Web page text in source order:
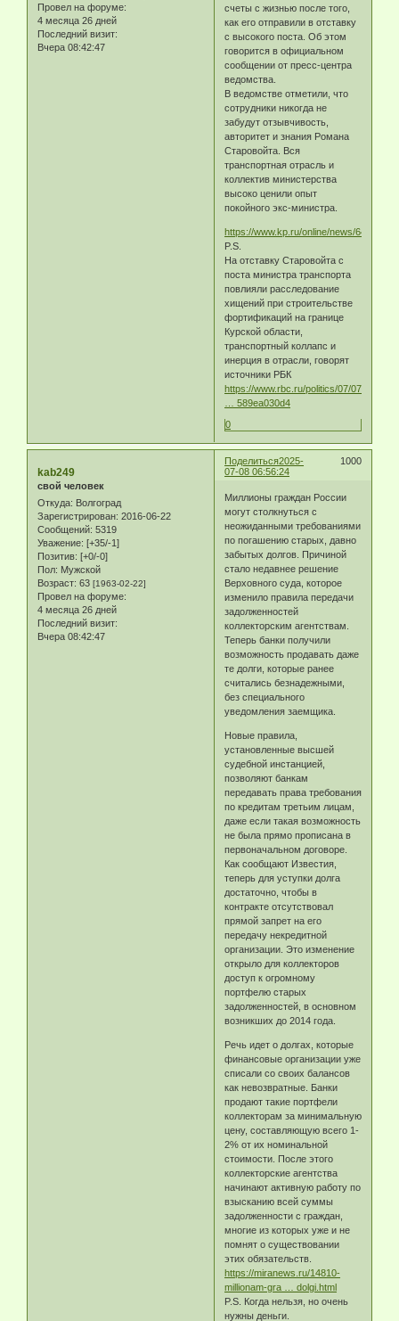
Провел на форуме:
4 месяца 26 дней
Последний визит:
Вчера 08:42:47
счеты с жизнью после того,
как его отправили в отставку
с высокого поста. Об этом
говорится в официальном
сообщении от пресс-центра
ведомства.
В ведомстве отметили, что
сотрудники никогда не
забудут отзывчивость,
авторитет и знания Романа
Старовойта. Вся
транспортная отрасль и
коллектив министерства
высоко ценили опыт
покойного экс-министра.
https://www.kp.ru/online/news/6459830/
P.S.
На отставку Старовойта с
поста министра транспорта
повлияли расследование
хищений при строительстве
фортификаций на границе
Курской области,
транспортный коллапс и
инерция в отрасли, говорят
источники РБК
https://www.rbc.ru/politics/07/07/2025/
… 589ea030d4
0
Поделиться 1000
2025-
07-08 06:56:24
kab249
свой человек
Откуда: Волгоград
Зарегистрирован: 2016-06-22
Сообщений: 5319
Уважение: [+35/-1]
Позитив: [+0/-0]
Пол: Мужской
Возраст: 63 [1963-02-22]
Провел на форуме:
4 месяца 26 дней
Последний визит:
Вчера 08:42:47
Миллионы граждан России
могут столкнуться с
неожиданными требованиями
по погашению старых, давно
забытых долгов. Причиной
стало недавнее решение
Верховного суда, которое
изменило правила передачи
задолженностей
коллекторским агентствам.
Теперь банки получили
возможность продавать даже
те долги, которые ранее
считались безнадежными,
без специального
уведомления заемщика.
Новые правила,
установленные высшей
судебной инстанцией,
позволяют банкам
передавать права требования
по кредитам третьим лицам,
даже если такая возможность
не была прямо прописана в
первоначальном договоре.
Как сообщают Известия,
теперь для уступки долга
достаточно, чтобы в
контракте отсутствовал
прямой запрет на его
передачу некредитной
организации. Это изменение
открыло для коллекторов
доступ к огромному
портфелю старых
задолженностей, в основном
возникших до 2014 года.
Речь идет о долгах, которые
финансовые организации уже
списали со своих балансов
как невозвратные. Банки
продают такие портфели
коллекторам за минимальную
цену, составляющую всего 1-
2% от их номинальной
стоимости. После этого
коллекторские агентства
начинают активную работу по
взысканию всей суммы
задолженности с граждан,
многие из которых уже и не
помнят о существовании
этих обязательств.
https://miranews.ru/14810-
millionam-gra … dolgi.html
P.S. Когда нельзя, но очень
нужны деньги.